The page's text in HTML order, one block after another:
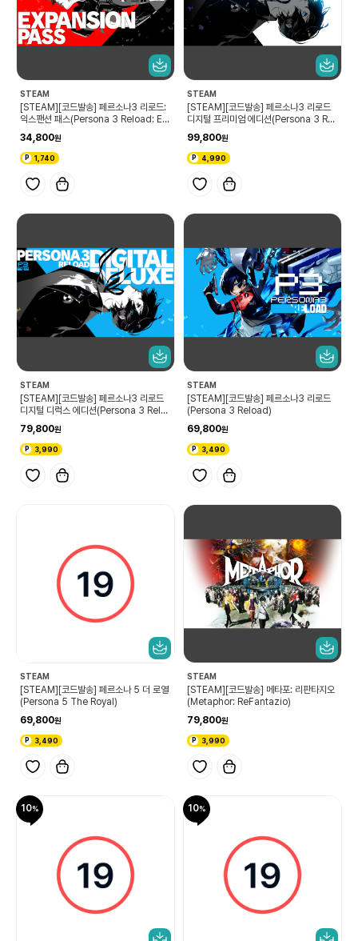
STEAM
[STEAM][코드발송] 페르소나3 리로드:
익스팬션 패스(Persona 3 Reload: Ex
34,800
1,740
STEAM
[STEAM][코드발송] 페르소나3 리로드
디지털 프리미엄 에디션(Persona 3 Rel
99,800
4,990
STEAM
[STEAM][코드발송] 페르소나3 리로드
디지털 디럭스 에디션(Persona 3 Relo
79,800
3,990
STEAM
[STEAM][코드발송] 페르소나3 리로드
(Persona 3 Reload)
69,800
3,490
STEAM
[STEAM][코드발송] 페르소나 5 더 로열
(Persona 5 The Royal)
69,800
3,490
STEAM
[STEAM][코드발송] 메타포: 리판타지오
(Metaphor: ReFantazio)
79,800
3,990
10 10